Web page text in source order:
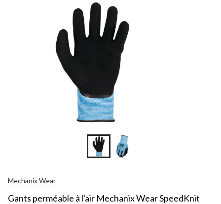
Mechanix Wear
Gants perméable à l'air Mechanix Wear SpeedKnit